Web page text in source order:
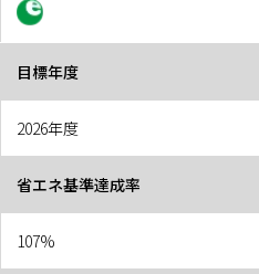
目標年度
2026年度
省エネ基準達成率
107%